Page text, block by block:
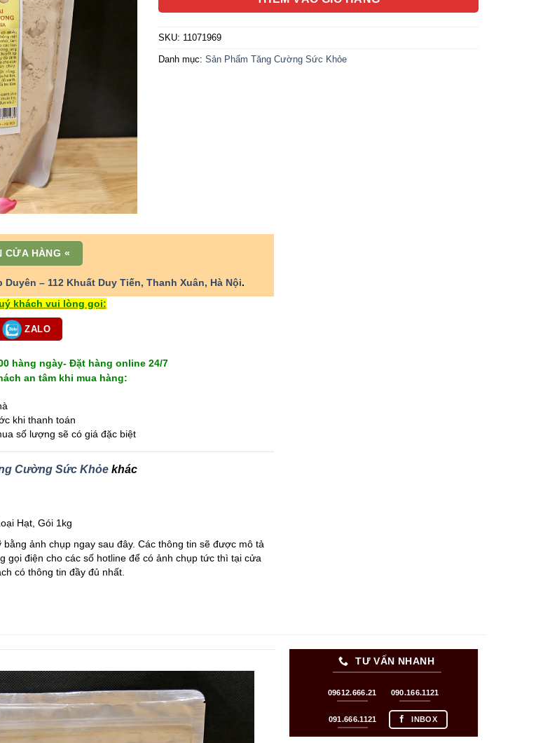
SKU: 11071969
Danh mục: Sản Phẩm Tăng Cường Sức Khỏe
CỬA HÀNG «
Duyên – 112 Khuất Duy Tiến, Thanh Xuân, Hà Nội.
khách vui lòng gọi:
ZALO
hàng ngày- Đặt hàng online 24/7
an tâm khi mua hàng:
khi thanh toán
số lượng sẽ có giá đặc biệt
Cường Sức Khỏekhác
Hạt, Gói 1kg
ảnh chụp ngay sau đây. Các thông tin sẽ được mô tả
gọi điện cho các số hotline để có ảnh chụp tức thì tại cửa
có thông tin đầy đủ nhất.
TƯ VẤN NHANH
09612.666.21 090.166.1121
091.666.1121 INBOX